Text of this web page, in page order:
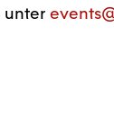
unter